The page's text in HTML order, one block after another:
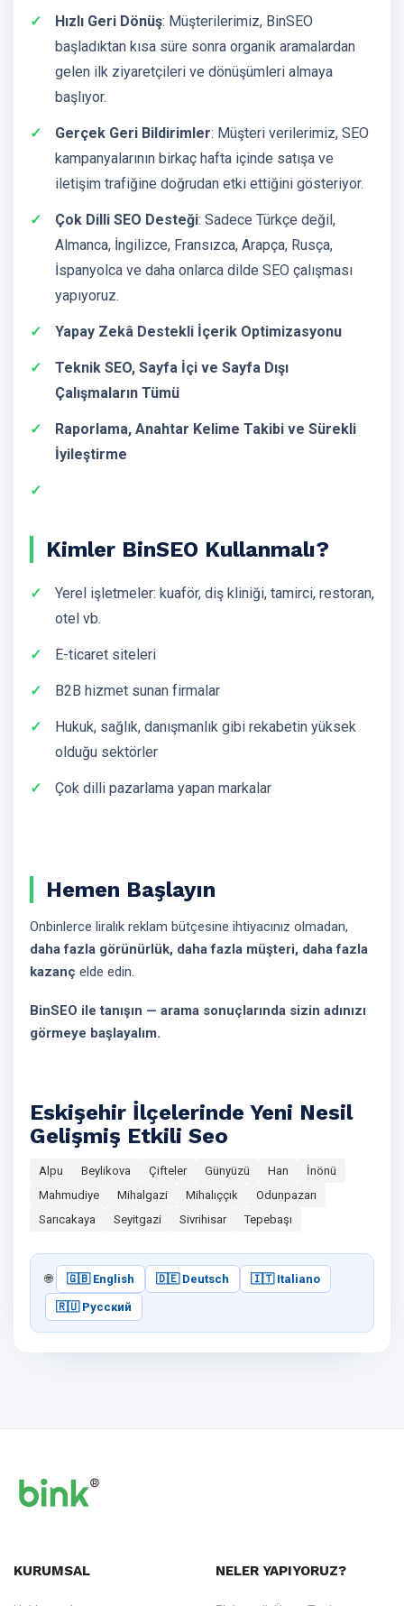
Hızlı Geri Dönüş: Müşterilerimiz, BinSEO
başladıktan kısa süre sonra organik aramalardan
gelen ilk ziyaretçileri ve dönüşümleri almaya
başlıyor.
Gerçek Geri Bildirimler: Müşteri verilerimiz, SEO
kampanyalarının birkaç hafta içinde satışa ve
iletişim trafiğine doğrudan etki ettiğini gösteriyor.
Çok Dilli SEO Desteği: Sadece Türkçe değil,
Almanca, İngilizce, Fransızca, Arapça, Rusça,
İspanyolca ve daha onlarca dilde SEO çalışması
yapıyoruz.
Yapay Zekâ Destekli İçerik Optimizasyonu
Teknik SEO, Sayfa İçi ve Sayfa Dışı
Çalışmaların Tümü
Raporlama, Anahtar Kelime Takibi ve Sürekli
İyileştirme
Kimler BinSEO Kullanmalı?
Yerel işletmeler: kuaför, diş kliniği, tamirci, restoran,
otel vb.
E-ticaret siteleri
B2B hizmet sunan firmalar
Hukuk, sağlık, danışmanlık gibi rekabetin yüksek
olduğu sektörler
Çok dilli pazarlama yapan markalar
Hemen Başlayın
Onbinlerce liralık reklam bütçesine ihtiyacınız olmadan,
daha fazla görünürlük, daha fazla müşteri, daha fazla
kazanç elde edin.
BinSEO ile tanışın — arama sonuçlarında sizin adınızı
görmeye başlayalım.
Eskişehir İlçelerinde Yeni Nesil
Gelişmiş Etkili Seo
Alpu Beylikova Çifteler Günyüzü Han
İnönü
Mahmudiye
Mihalgazi Mihalıççık
Odunpazarı
Sarıcakaya
Seyitgazi Sivrihisar Tepebaşı
🌐 🇬🇧 English 🇩🇪 Deutsch 🇮🇹 Italiano
🇷🇺 Русский
KURUMSAL NELER YAPIYORUZ?